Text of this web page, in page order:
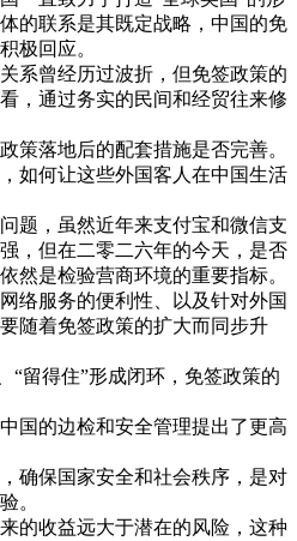
体的联系是其既定战略 ， 中国的免
积极回应。
关系曾经历过波折 ， 但免签政策的
， 通过务实的民间和经贸往来修
政策落地后的配套措施是否完善。
， 如何让这些外国客人在中国生活
问题 ， 虽然近年来支付宝和微信支
， 但在二零二六年的今天 ， 是否
依然是检验营商环境的重要指标。
网络服务的便利性、 以及针对外国
随着免签政策的扩大而同步升
“留得住”形成闭环 ， 免签政策的
中国的边检和安全管理提出了更高
， 确保国家安全和社会秩序 ， 是对
。
的收益远大于潜在的风险 ， 这种